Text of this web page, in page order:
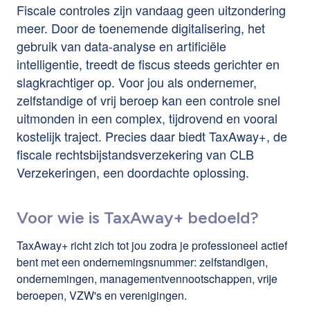
Fiscale controles zijn vandaag geen uitzondering
meer. Door de toenemende digitalisering, het
gebruik van data-analyse en artificiële
intelligentie, treedt de fiscus steeds gerichter en
slagkrachtiger op. Voor jou als ondernemer,
zelfstandige of vrij beroep kan een controle snel
uitmonden in een complex, tijdrovend en vooral
kostelijk traject. Precies daar biedt TaxAway+, de
fiscale rechtsbijstandsverzekering van CLB
Verzekeringen, een doordachte oplossing.
Voor wie is TaxAway+ bedoeld?
TaxAway+ richt zich tot jou zodra je professioneel actief
bent met een ondernemingsnummer: zelfstandigen,
ondernemingen, managementvennootschappen, vrije
beroepen, VZW's en verenigingen.